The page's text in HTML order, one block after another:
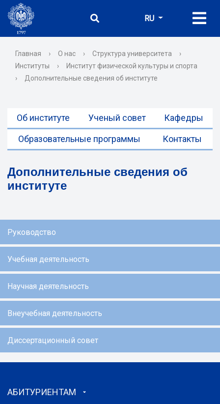
RU
Главная › О нас › Структура университета
›
Институты
›
Институт физической культуры и спорта
›
Дополнительные сведения об институте
Об институте Ученый совет Кафедры
Образовательные программы Контакты
Дополнительные сведения об
институте
Руководство
Учебная деятельность
Научная деятельность
Внеучебная деятельность
Диссертационный совет
АБИТУРИЕНТАМ